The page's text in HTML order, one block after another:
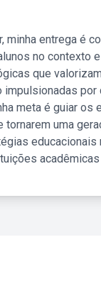
minha entrega é
no contexto
que
impulsionadas por
meta é guiar os
tornarem uma
educacionais